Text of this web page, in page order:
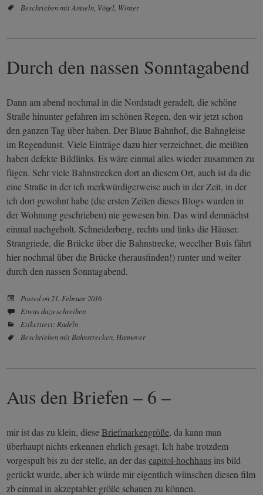
Beschrieben mitAmseln Vögel Winter
Durch den nassen Sonntagabend
Dann am abend nochmal in die Nordstadt geradelt, die schöne
Straße hinunter gefahren im schönen Regen, den wir jetzt schon
den ganzen Tag über haben. Der Blaue Bahnhof, die Bahngleise
im Regendunst. Viele Einträge dazu hier verzeichnet, die meißten
haben defekte Bildlinks. Es wäre einmal alles wieder zusammen zu
fügen. Sehr viele Bahnstrecken dort an diesem Ort, auch ist da die
eine Straße in der ich merkwürdigerweise auch in der Zeit, in der
ich dort gewohnt habe (die ersten Zeilen dieses Blogs wurden in
der Wohnung geschrieben) nie gewesen bin. Das wird demnächst
einmal nachgeholt. Schneiderberg, rechts und links die Häuser.
Strangriede, die Brücke über die Bahnstrecke, wecclher Buis fährt
hier nochmal über die Brücke (herausfinden!) runter und weiter
durch den nassen Sonntagabend.
Posted on 21. Februar 2016
Etwas dazu schreiben
Etikettiert: Radeln
Beschrieben mitBahnstrecken,Hannover
Aus den Briefen – 6 –
mir ist das zu klein, dieseBriefmarkengröße, da kann man
überhaupt nichts erkennen ehrlich gesagt. Ich habe trotzdem
vorgespult bis zu der stelle, an der dascapitol-hochhaus ins bild
gerückt wurde, aber ich würde mir eigentlich wünschen diesen film
zb einmal in akzeptabler größe schauen zu können.